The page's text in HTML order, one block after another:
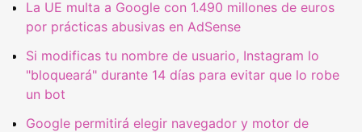
La UE multa a Google con 1.490 millones de euros
por prácticas abusivas en AdSense
Si modificas tu nombre de usuario, Instagram lo
"bloqueará" durante 14 días para evitar que lo robe
un bot
Google permitirá elegir navegador y motor de